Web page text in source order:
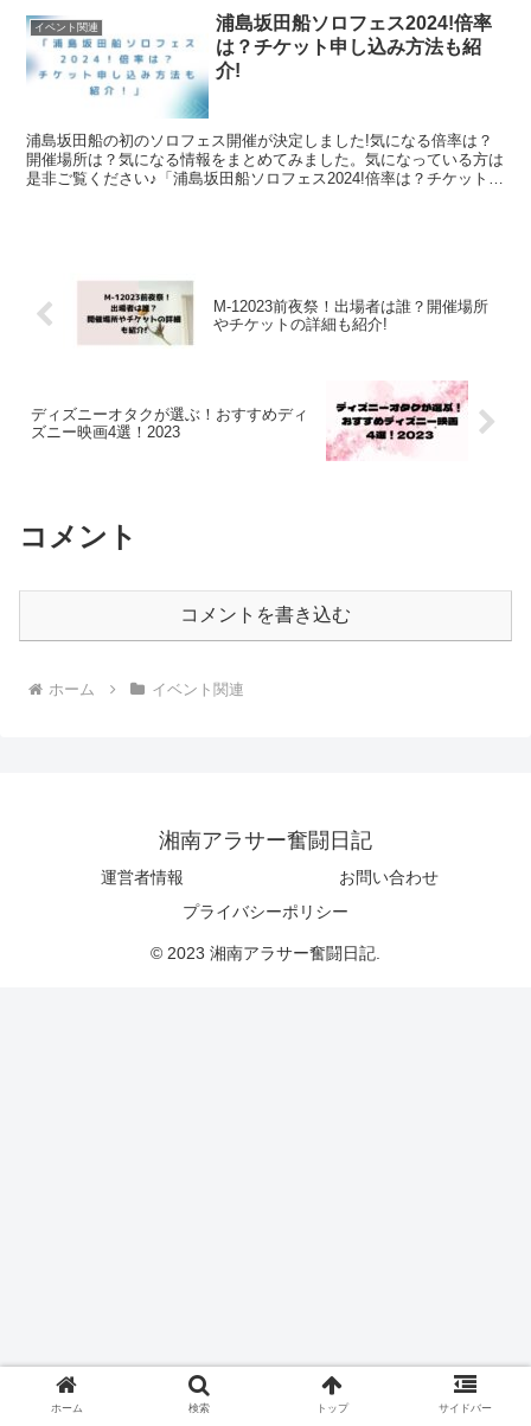
イベント関連
浦島坂田船ソロフェス2024!倍率
は？チケット申し込み方法も紹
介!
浦島坂田船の初のソロフェス開催が決定しました!気になる倍率は？
開催場所は？気になる情報をまとめてみました。気になっている方は
是非ご覧ください♪「浦島坂田船ソロフェス2024!倍率は？チケット申
M-12023前夜祭！出場者は誰？開催場所
やチケットの詳細も紹介!
ディズニーオタクが選ぶ！おすすめディ
ズニー映画4選！2023
コメント
コメントを書き込む
ホーム イベント関連
湘南アラサー奮闘日記
運営者情報
お問い合わせ
プライバシーポリシー
© 2023 湘南アラサー奮闘日記.
ホーム 検索 トップ サイドバー